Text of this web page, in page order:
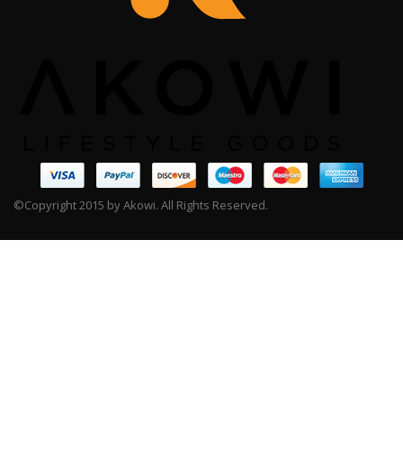
©Copyright 2015 by Akowi. All Rights Reserved.